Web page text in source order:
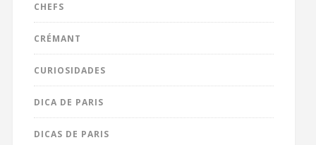
CHEFS
CRÉMANT
CURIOSIDADES
DICA DE PARIS
DICAS DE PARIS